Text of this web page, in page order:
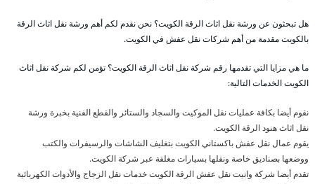
هل تبحثون عن ورشة نقل اثاث الرقة الكويت؟ نحن نقدم لكم أهم ورشة نقل اثاث الرقة
بالكويت مقدمة من أهم شركات نقل عفش في الكويت.
ما هي مزايا التي تقدمها رقم شركة نقل اثاث الرقة الكويت؟ تؤمن لكم شركة نقل اثاث
الكويت الخدمات التالية:
نقوم أيضا بكافة عمليات نقل الموكيت والسجاد والستائر والقطع الفنية بخبرة ورشة
نقل اثاث هنود الرقة الكويت.
يقوم عمال نقل عفش باكستاني الكويت بتغليف الشاشات والرسيفرات والكتب
ووضعها بصناديق خاصة ونقلها بسيارات مغلقة عبر شركة الكويت.
تقدم أيضا شركة وانيت نقل عفش الرقة الكويت خدمات نقل الزجاج والأدوات الكهربائية